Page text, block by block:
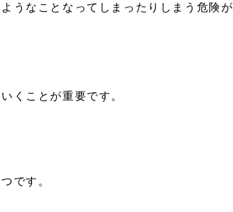
うなことなってしまったりしまう危険が
くことが重要です。
です。